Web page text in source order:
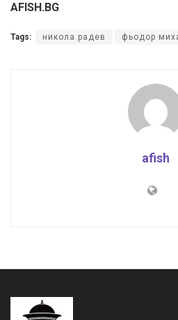
AFISH.BG
Tags: никола радев фьодор
afish